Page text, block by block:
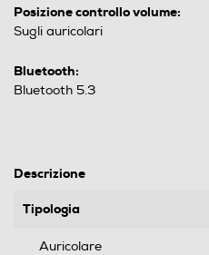
Posizione controllo volume:
Sugli auricolari
Bluetooth:
Bluetooth 5.3
Descrizione
Tipologia
Auricolare